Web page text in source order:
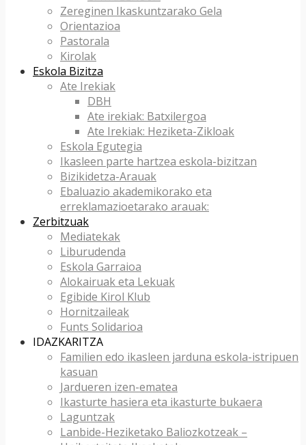
Zereginen Ikaskuntzarako Gela
Orientazioa
Pastorala
Kirolak
Eskola Bizitza
Ate Irekiak
DBH
Ate irekiak: Batxilergoa
Ate Irekiak: Heziketa-Zikloak
Eskola Egutegia
Ikasleen parte hartzea eskola-bizitzan
Bizikidetza-Arauak
Ebaluazio akademikorako eta
erreklamazioetarako arauak:
Zerbitzuak
Mediatekak
Liburudenda
Eskola Garraioa
Alokairuak eta Lekuak
Egibide Kirol Klub
Hornitzaileak
Funts Solidarioa
IDAZKARITZA
Familien edo ikasleen jarduna eskola-istripuen
kasuan
Jardueren izen-ematea
Ikasturte hasiera eta ikasturte bukaera
Laguntzak
Lanbide-Heziketako Baliozkotzeak –